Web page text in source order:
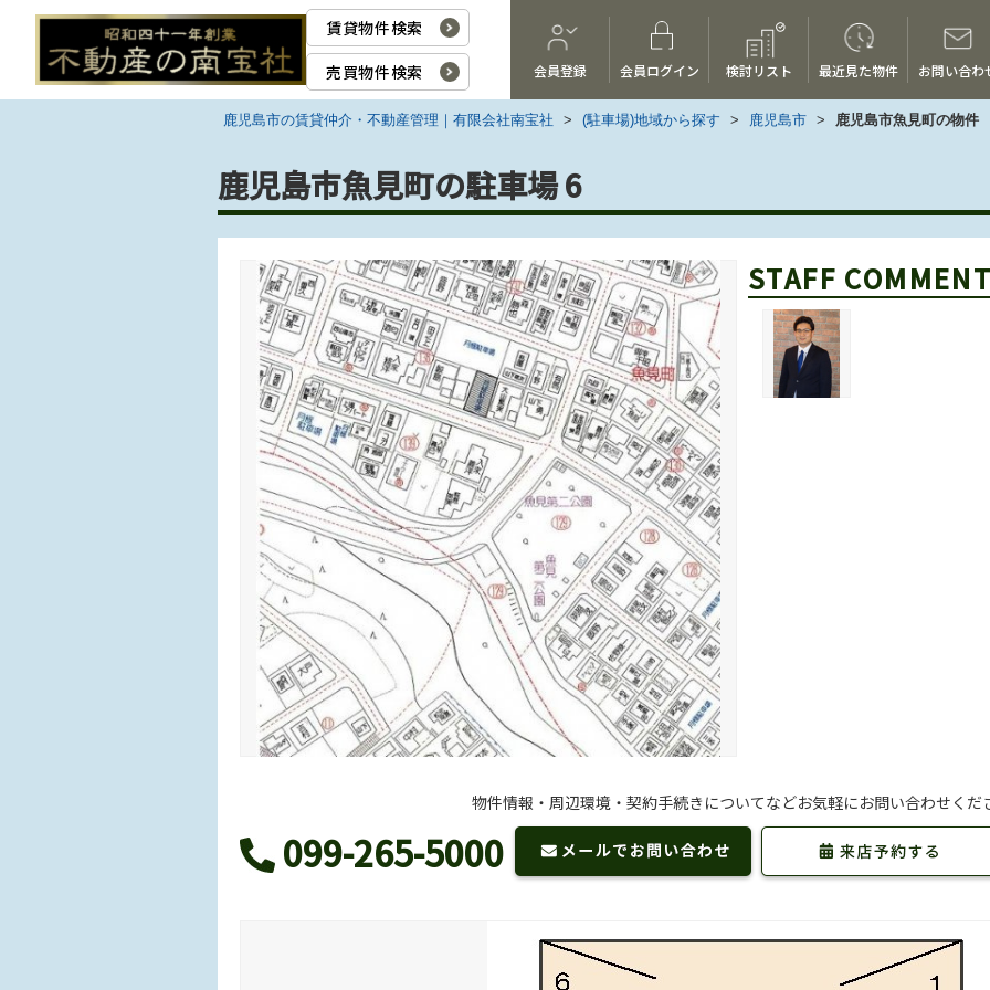
賃貸物件検索
売買物件検索
会員登録 会員ログイン 検討リスト 最近見た物件 お問い合わ
鹿児島市の賃貸仲介・不動産管理｜有限会社南宝社 > (駐車場)地域から探す > 鹿児島市 > 鹿児島市魚見町の物件
鹿児島市魚見町の駐車場 6
STAFF
物件情報・周辺環境・契約手続きについてなどお気軽にお問い合わせくだ
099-265-5000